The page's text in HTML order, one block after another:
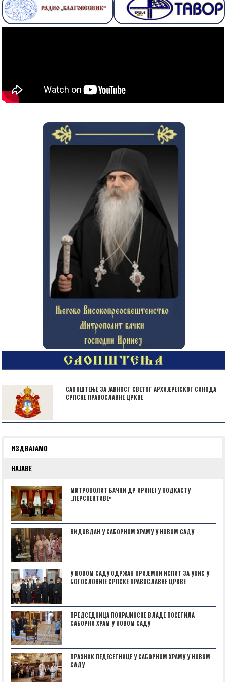
САОПШТЕЊЕ ЗА ЈАВНОСТ СВЕТОГ АРХИЈЕРЕЈСКОГ СИНОДА
СРПСКЕ ПРАВОСЛАВНЕ ЦРКВЕ
ИЗДВАЈАМО
НАЈАВЕ
МИТРОПОЛИТ БАЧКИ ДР ИРИНЕЈ У ПОДКАСТУ
„ПЕРСПЕКТИВЕˮ
ВИДОВДАН У САБОРНОМ ХРАМУ У НОВОМ САДУ
У НОВОМ САДУ ОДРЖАН ПРИЈЕМНИ ИСПИТ ЗА УПИС У
БОГОСЛОВИЈЕ СРПСКЕ ПРАВОСЛАВНЕ ЦРКВЕ
ПРЕДСЕДНИЦА ПОКРАЈИНСКЕ ВЛАДЕ ПОСЕТИЛА
САБОРНИ ХРАМ У НОВОМ САДУ
ПРАЗНИК ПЕДЕСЕТНИЦЕ У САБОРНОМ ХРАМУ У НОВОМ
САДУ